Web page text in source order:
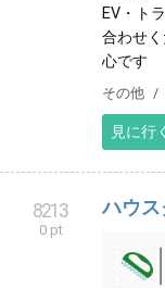
EV・ト
合わせ
心です
その他
見に行く
8213
0 pt
ハウス